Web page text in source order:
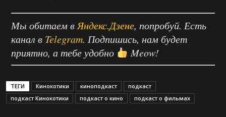
Мы обитаем в Яндекс.Дзене, попробуй. Есть
канал в Telegram. Подпишись, нам будет
приятно, а тебе удобно
Meow!
ТЕГИ Кинокотики киноподкаст
подкаст
подкаст Кинокотики
подкаст о кино подкаст о фильмах